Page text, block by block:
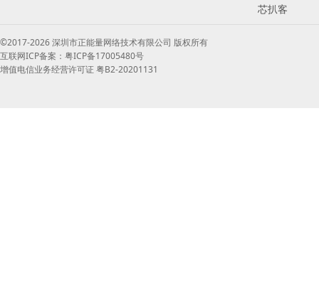
芯扒客
©2017-2026 深圳市正能量网络技术有限公司 版权所有
互联网ICP备案：粤ICP备17005480号
增值电信业务经营许可证 粤B2-20201131